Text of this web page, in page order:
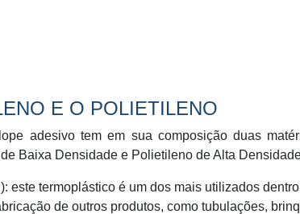
E O POLIETILENO
adesivo tem em sua composição duas
Baixa Densidade e Polietileno de Alta
este termoplástico é um dos mais utilizados
de outros produtos, como tubulações,